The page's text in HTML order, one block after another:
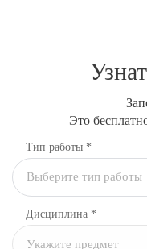
Это
Тип работы *
Выберите тип работы
Дисциплина *